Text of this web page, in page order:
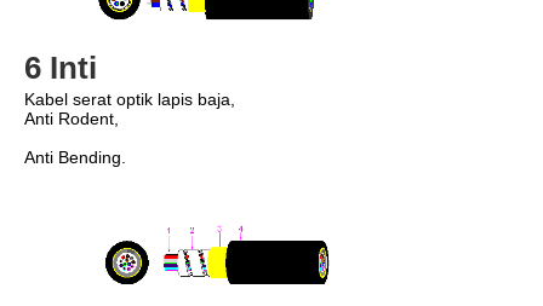
6 Inti
Kabel serat optik lapis baja,
Anti Rodent,
Anti Bending.